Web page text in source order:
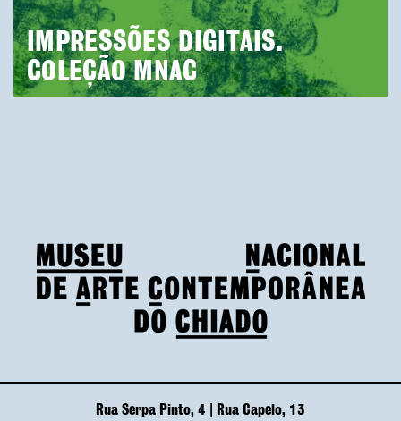
IMPRESSÕES DIGITAIS.
COLEÇÃO MNAC
Rua Serpa Pinto, 4 | Rua Capelo, 13